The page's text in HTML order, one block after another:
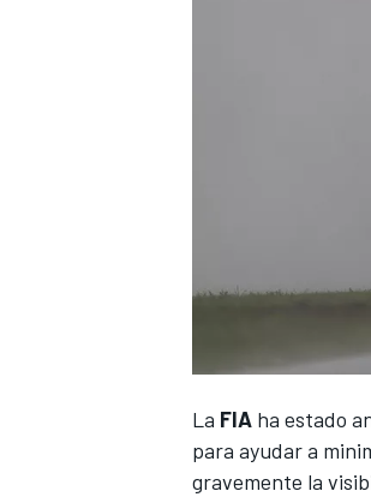
La FIA ha estado
para ayudar a
gravemente la